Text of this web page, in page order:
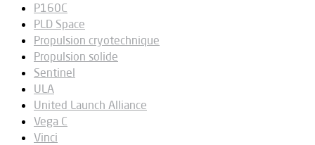
P160C
PLD Space
Propulsion cryotechnique
Propulsion solide
Sentinel
ULA
United Launch Alliance
Vega C
Vinci